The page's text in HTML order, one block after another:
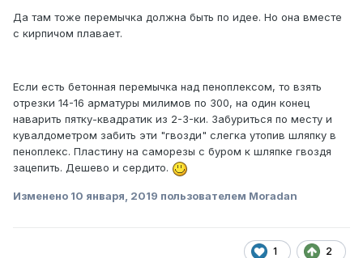
Да там тоже перемычка должна быть по идее. Но она вместе
с кирпичом плавает.
Если есть бетонная перемычка над пеноплексом, то взять
отрезки 14-16 арматуры милимов по 300, на один конец
наварить пятку-квадратик из 2-3-ки. Забуриться по месту и
кувалдометром забить эти "гвозди" слегка утопив шляпку в
пеноплекс. Пластину на саморезы с буром к шляпке гвоздя
зацепить. Дешево и сердито.
Изменено 10 января, 2019 пользователем Moradan
1 2